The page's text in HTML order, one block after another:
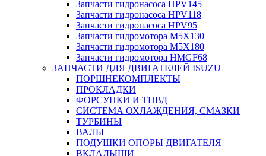
Запчасти гидронасоса HPV145
Запчасти гидронасоса HPV118
Запчасти гидронасоса HPV95
Запчасти гидромотора M5X130
Запчасти гидромотора M5X180
Запчасти гидромотора HMGF68
ЗАПЧАСТИ ДЛЯ ДВИГАТЕЛЕЙ ISUZU
ПОРШНЕКОМПЛЕКТЫ
ПРОКЛАДКИ
ФОРСУНКИ И ТНВД
СИСТЕМА ОХЛАЖДЕНИЯ, СМАЗКИ
ТУРБИНЫ
ВАЛЫ
ПОДУШКИ ОПОРЫ ДВИГАТЕЛЯ
ВКЛАДЫШИ